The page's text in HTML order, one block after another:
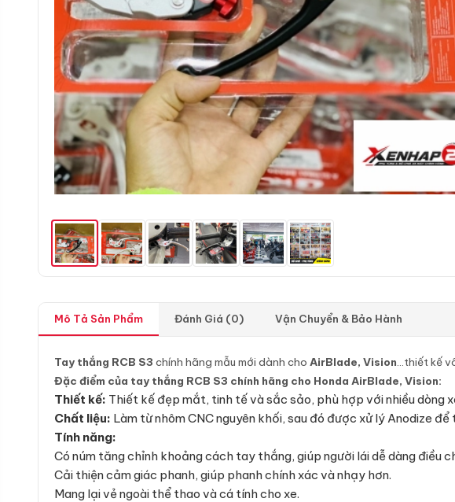
Mô Tả Sản Phẩm Đánh Giá (0) Vận Chuyển & Bảo Hành
Tay thắng RCB S3 chính hãng mẫu mới dành cho AirBlade, Vision…thiết kế
Đặc điểm của tay thắng RCB S3 chính hãng cho Honda AirBlade, Vision:
Thiết kế: Thiết kế đẹp mắt, tinh tế và sắc sảo, phù hợp với nhiều dòng
Chất liệu: Làm từ nhôm CNC nguyên khối, sau đó được xử lý Anodize
Tính năng:
Có núm tăng chỉnh khoảng cách tay thắng, giúp người lái dễ dàng điều
Cải thiện cảm giác phanh, giúp phanh chính xác và nhạy hơn.
Mang lại vẻ ngoài thể thao và cá tính cho xe.